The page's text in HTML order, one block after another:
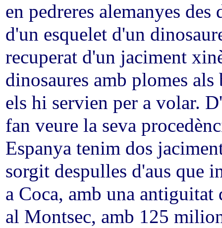
en pedreres alemanyes
d'un esquelet d'un
recuperat d'un jaciment
dinosaures amb plomes
els hi servien per a volar.
fan veure la seva
Espanya tenim dos
sorgit despulles d'aus que
a Coca, amb una
al Montsec, amb 125